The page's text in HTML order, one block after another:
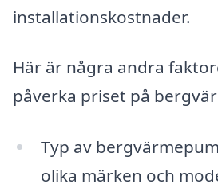
installationskostnader.
Här är några andra
påverka priset på
Typ av
olika märken och